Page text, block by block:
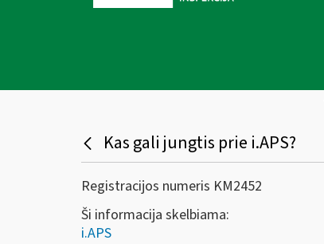
Kas gali jungtis prie i.APS?
Registracijos numeris KM2452
Ši informacija skelbiama:
i.APS